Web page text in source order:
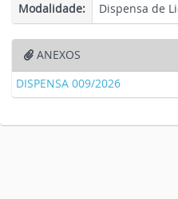
Modalidade:
Dispensa de
ANEXOS
DISPENSA 009/2026